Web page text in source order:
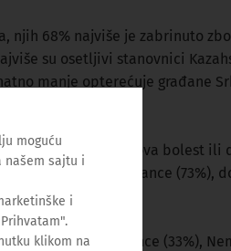
njih 68% najviše je zabrinuto
su osetljivi stanovnici
manje opterećuje građane
bolest, Alchajmerova bolest ili
(75%) i Špance (73%),
raduje Austrijance (33%),
moguću
našem sajtu i
i
klikom na